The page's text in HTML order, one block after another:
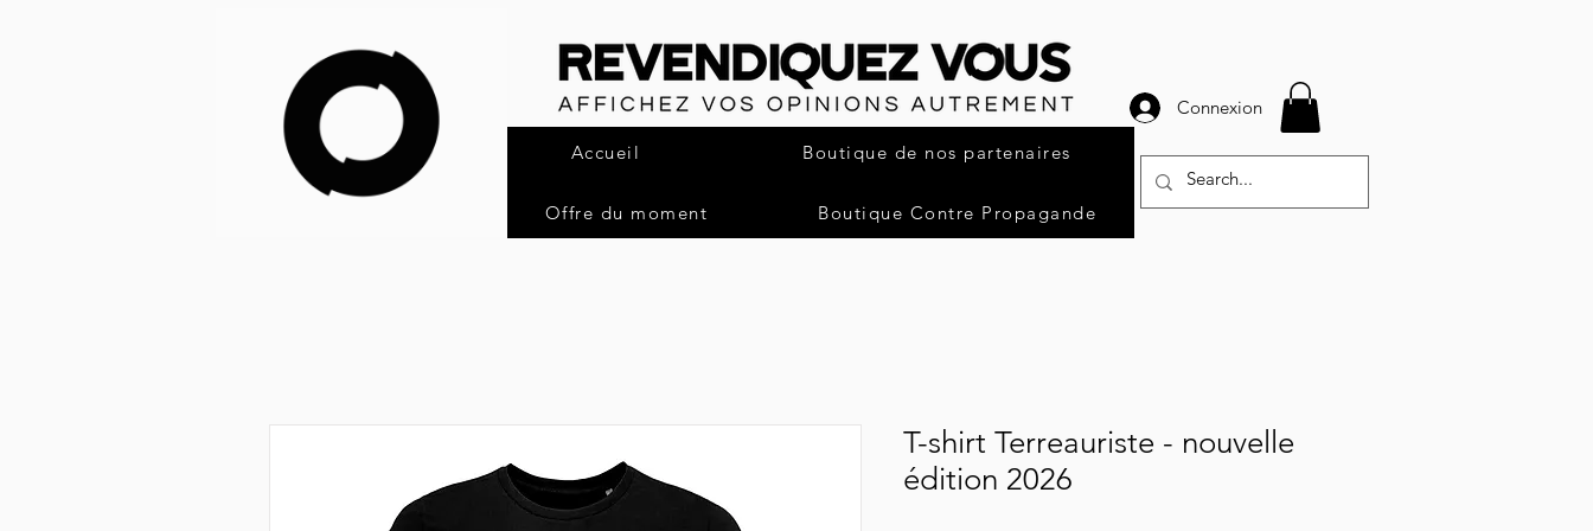
Accueil Boutique de nos partenaires
Offre du moment Boutique Contre Propagande
Connexion
T-shirt Terreauriste - nouvelle
édition 2026